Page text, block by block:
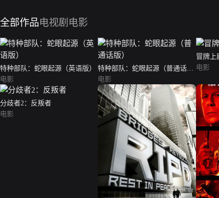
全部作品电视剧 电影
特种部队：蛇眼起源（英语版）
电影
特种部队：蛇眼起源（普通话
版）
电影
冒牌上
电影
分歧者2：反叛者
电影